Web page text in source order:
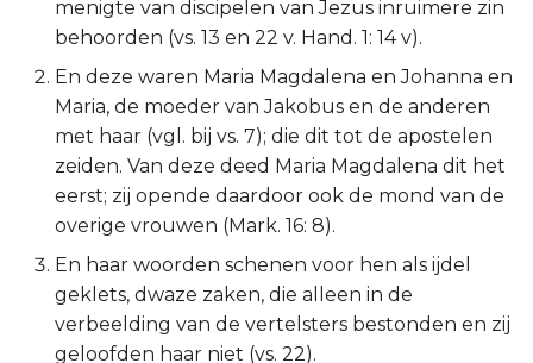
menigte van discipelen van Jezus inruimere zin
behoorden (vs. 13 en 22 v. Hand. 1: 14 v).
En deze waren Maria Magdalena en Johanna en
Maria, de moeder van Jakobus en de anderen
met haar (vgl. bij vs. 7); die dit tot de apostelen
zeiden. Van deze deed Maria Magdalena dit het
eerst; zij opende daardoor ook de mond van de
overige vrouwen (Mark. 16: 8).
En haar woorden schenen voor hen als ijdel
geklets, dwaze zaken, die alleen in de
verbeelding van de vertelsters bestonden en zij
geloofden haar niet (vs. 22).